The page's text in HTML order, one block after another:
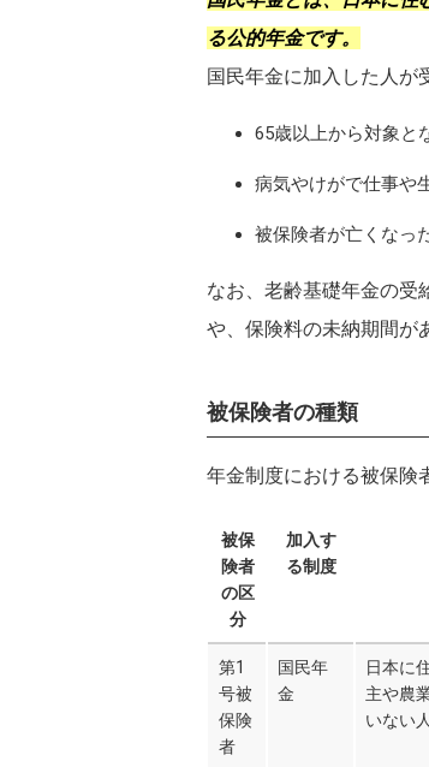
る公的年金です。
国民年金に加入した人が
65歳以上から対象と
病気やけがで仕事や
被保険者が亡くなっ
なお、老齢基礎年金の受
や、保険料の未納期間が
被保険者の種類
年金制度における被保険
被保
険者
の区
分
加入す
る制度
第1
号被
保険
者
国民年
金
日本に
主や農
いない人